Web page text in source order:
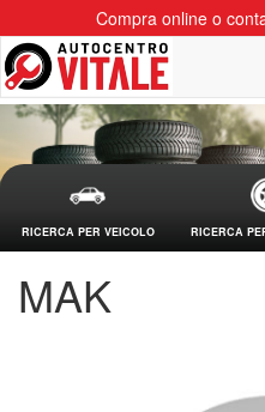
Compra online o
RICERCA PER VEICOLO RICERCA
MAK